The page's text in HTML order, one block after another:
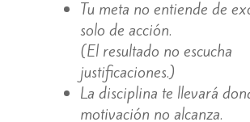
Tu meta no entiende de
solo de acción.
(El resultado no escucha
justificaciones.)
La disciplina te llevará
motivación no alcanza.